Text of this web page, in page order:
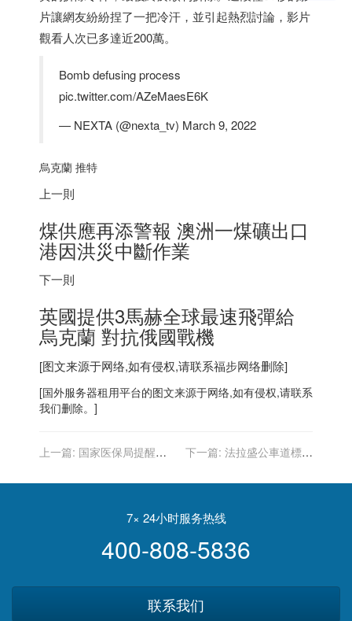
片讓網友紛紛捏了一把冷汗，並引起熱烈討論，影片
觀看人次已多達近200萬。
Bomb defusing process
pic.twitter.com/AZeMaesE6K
— NEXTA (@nexta_tv) March 9, 2022
烏克蘭 推特
上一則
煤供應再添警報 澳洲一煤礦出口
港因洪災中斷作業
下一則
英國提供3馬赫全球最速飛彈給
烏克蘭 對抗俄國戰機
[图文来源于网络,如有侵权,请联系福步网络删除]
[国外服务器租用平台的图文来源于网络,如有侵权,请联系
我们删除。]
上一篇: 国家医保局提醒：
用”等题材发送诈骗短信，千
下一篇: 法拉盛公車道標示
7× 24小时服务热线
400-808-5836
联系我们